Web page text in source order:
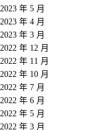
2023 年 5 月
2023 年 4 月
2023 年 3 月
2022 年 12 月
2022 年 11 月
2022 年 10 月
2022 年 7 月
2022 年 6 月
2022 年 5 月
2022 年 3 月